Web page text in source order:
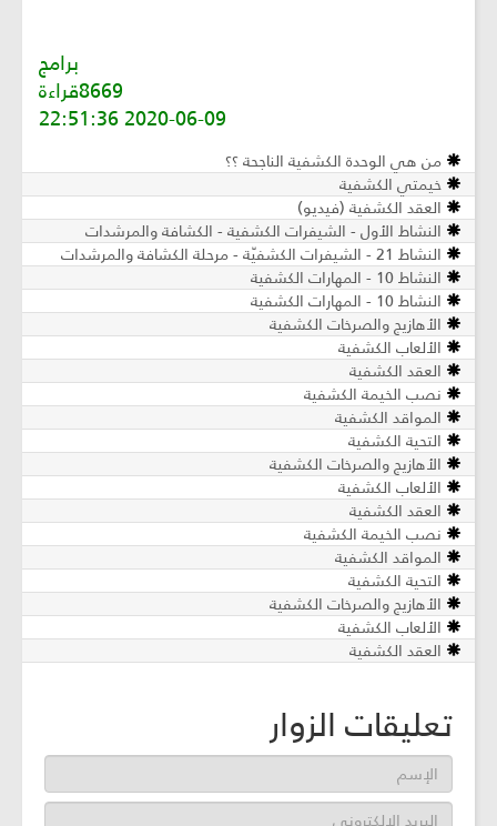
برامج
8669قراءة
2020-06-09 22:51:36
من هي الوحدة الكشفية الناجحة ؟؟
خيمتي الكشفية
العقد الكشفية (فيديو)
النشاط الأول - الشيفرات الكشفية - الكشافة والمرشدات
النشاط 21 - الشيفرات الكشفيّة - مرحلة الكشافة والمرشدات
النشاط 10 - المهارات الكشفية
النشاط 10 - المهارات الكشفية
الأهازيج والصرخات الكشفية
الألعاب الكشفية
العقد الكشفية
نصب الخيمة الكشفية
المواقد الكشفية
التحية الكشفية
الأهازيج والصرخات الكشفية
الألعاب الكشفية
العقد الكشفية
نصب الخيمة الكشفية
المواقد الكشفية
التحية الكشفية
الأهازيج والصرخات الكشفية
الألعاب الكشفية
العقد الكشفية
تعليقات الزوار